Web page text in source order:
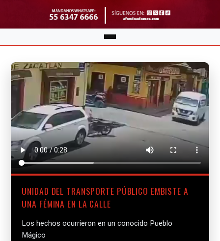
UNIDAD DEL TRANSPORTE PÚBLICO EMBISTE A
UNA FÉMINA EN LA CALLE
Los hechos ocurrieron en un conocido Pueblo
Mágico